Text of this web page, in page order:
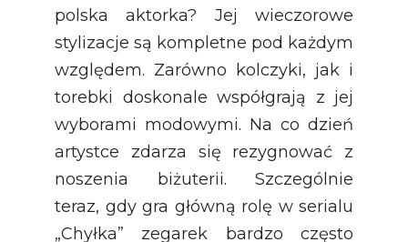
polska aktorka? Jej wieczorowe
stylizacje są kompletne pod każdym
względem. Zarówno kolczyki, jak i
torebki doskonale współgrają z jej
wyborami modowymi. Na co dzień
artystce zdarza się rezygnować z
noszenia biżuterii. Szczególnie
teraz, gdy gra główną rolę w serialu
„Chyłka” zegarek bardzo często